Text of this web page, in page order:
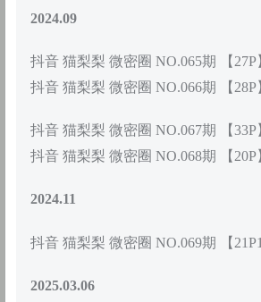
2024.09
抖音 猫梨梨 微密圈 NO.065期 【27P
抖音 猫梨梨 微密圈 NO.066期 【28P
抖音 猫梨梨 微密圈 NO.067期 【33P
抖音 猫梨梨 微密圈 NO.068期 【20P
2024.11
抖音 猫梨梨 微密圈 NO.069期 【
2025.03.06